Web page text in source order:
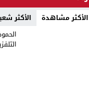
بنزاهة النهائي
الأكثر مشاهدة الأكثر